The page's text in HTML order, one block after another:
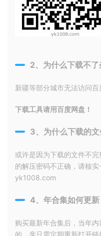
2、为什么下载不了
新疆等部分城市无法访问
下载工具请用百度网盘！
3、为什么下载的
或许是因为下载的文件不
的解压密码不正确，请核
yk1008.com
4、年合集如何更新
购买最新年合集后，当年
的，亲只需定期重新打开